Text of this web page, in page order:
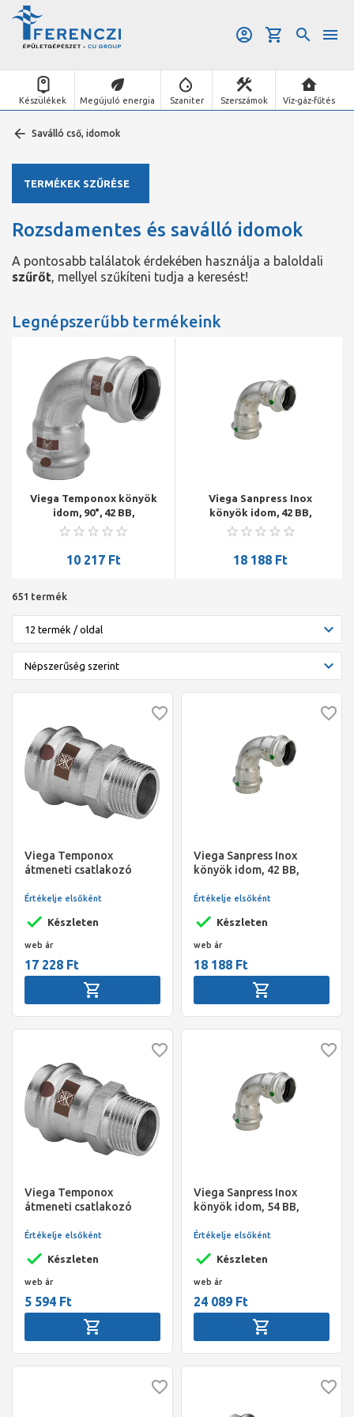
Készülékek Megújuló energia Szaniter Szerszámok Víz-gáz-fűtés
Saválló cső, idomok
Rozsdamentes és saválló idomok
A pontosabb találatok érdekében használja a baloldali
szűrőt, mellyel szűkíteni tudja a keresést!
Legnépszerűbb termékeink
Viega Temponox könyök
idom, 90°, 42 BB,
préselhető, SC-Contur,
10 217 Ft
Viega Sanpress Inox
könyök idom, 42 BB,
préselhető, SC-Contur, rm.
18 188 Ft
651 termék
Viega Temponox
átmeneti csatlakozó
2" KM, préselhető, SC-
Készleten
Értékelje elsőként
web ár
17 228 Ft
Viega Sanpress Inox
könyök idom, 42 BB,
rm. acél
Készleten
Értékelje elsőként
web ár
18 188 Ft
Viega Temponox
átmeneti csatlakozó
1" KM, préselhető, SC-
Készleten
Értékelje elsőként
web ár
5 594 Ft
Viega Sanpress Inox
könyök idom, 54 BB,
rm. acél
Készleten
Értékelje elsőként
web ár
24 089 Ft
TERMÉKEK SZŰRÉSE